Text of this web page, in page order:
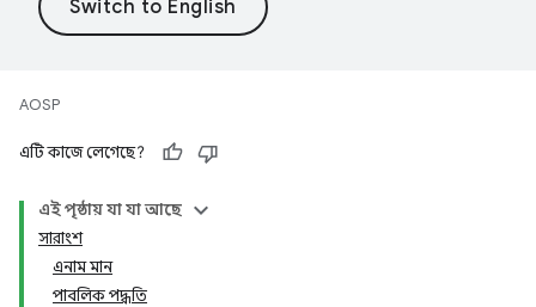
AOSP
এটি কাজে লেগেছে?
এই পৃষ্ঠায় যা যা আছে
সারাংশ
এনাম মান
পাবলিক পদ্ধতি